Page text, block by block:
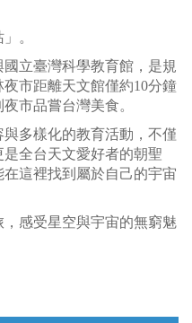
。
立臺灣科學教育館，是規
市距離天文館僅約10分鐘
市品嘗台灣美食。
多樣化的教育活動，不僅
全台天文愛好者的朝聖
這裡找到屬於自己的宇宙
感受星空與宇宙的無窮魅